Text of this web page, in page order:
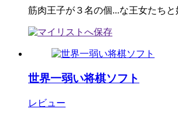
筋肉王子が３名の個...な王女たちと
世界一弱い将棋ソフト
レビュー